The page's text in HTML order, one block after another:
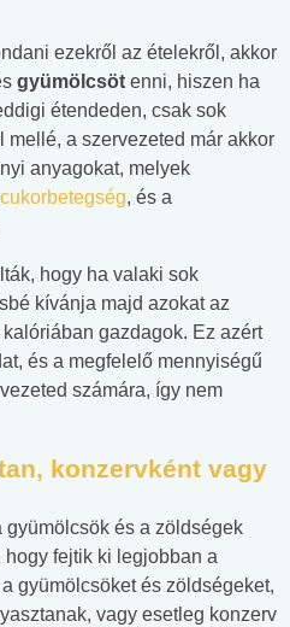
ezekről az ételekről, akkor
gyümölcsöt enni, hiszen ha
étendeden, csak sok
mellé, a szervezeted már akkor
anyagokat, melyek
cukorbetegség, és a
hogy ha valaki sok
kívánja majd azokat az
gazdagok. Ez azért
és a megfelelő mennyiségű
számára, így nem
konzervként vagy
gyümölcsök és a zöldségek
fejtik ki legjobban a
gyümölcsöket és zöldségeket,
vagy esetleg konzerv